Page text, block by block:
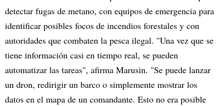
detectar fugas de metano, con equipos de emergencia para
identificar posibles focos de incendios forestales y con
autoridades que combaten la pesca ilegal. "Una vez que se
tiene información casi en tiempo real, se pueden
automatizar las tareas", afirma Marusin. "Se puede lanzar
un dron, redirigir un barco o simplemente mostrar los
datos en el mapa de un comandante. Esto no era posible